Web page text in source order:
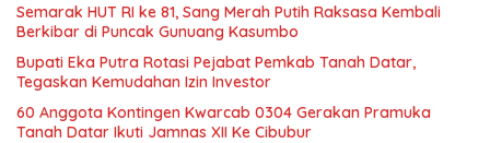
Semarak HUT RI ke 81, Sang Merah Putih Raksasa Kembali
Berkibar di Puncak Gunuang Kasumbo
Bupati Eka Putra Rotasi Pejabat Pemkab Tanah Datar,
Tegaskan Kemudahan Izin Investor
60 Anggota Kontingen Kwarcab 0304 Gerakan Pramuka
Tanah Datar Ikuti Jamnas XII Ke Cibubur